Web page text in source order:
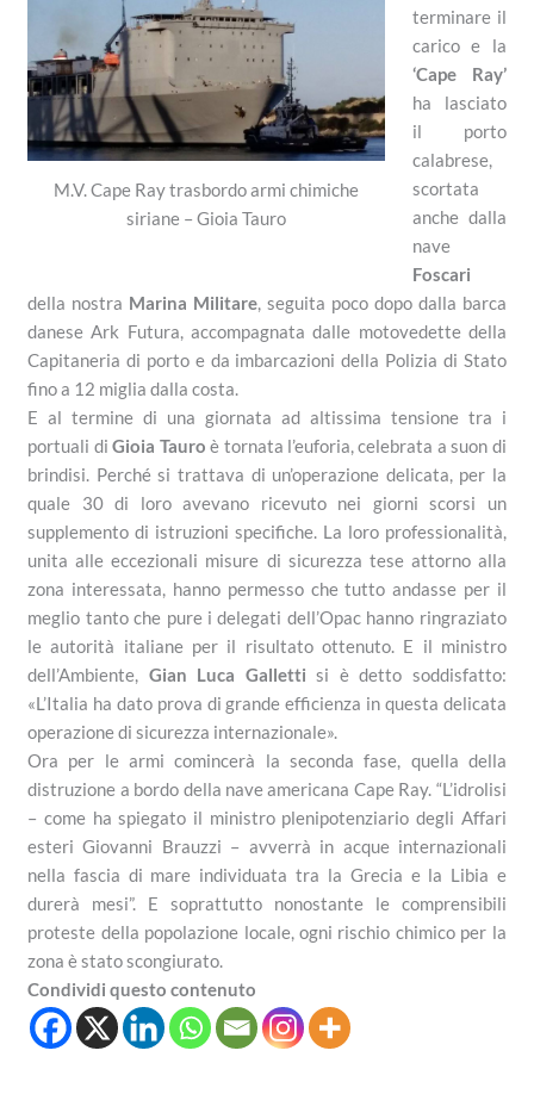
M.V. Cape Ray trasbordo armi chimiche
siriane – Gioia Tauro
terminare il
carico e la
‘Cape Ray’
ha lasciato
il porto
calabrese,
scortata
anche dalla
nave
Foscari
della nostra Marina Militare, seguita poco dopo dalla barca
danese Ark Futura, accompagnata dalle motovedette della
Capitaneria di porto e da imbarcazioni della Polizia di Stato
fino a 12 miglia dalla costa.
E al termine di una giornata ad altissima tensione tra i
portuali diGioia Tauro è tornata l’euforia, celebrata a suon di
brindisi. Perché si trattava di un’operazione delicata, per la
quale 30 di loro avevano ricevuto nei giorni scorsi un
supplemento di istruzioni specifiche. La loro professionalità,
unita alle eccezionali misure di sicurezza tese attorno alla
zona interessata, hanno permesso che tutto andasse per il
meglio tanto che pure i delegati dell’Opac hanno ringraziato
le autorità italiane per il risultato ottenuto. E il ministro
dell’Ambiente, Gian Luca Galletti si è detto soddisfatto:
«L’Italia ha dato prova di grande efficienza in questa delicata
operazione di sicurezza internazionale».
Ora per le armi comincerà la seconda fase, quella della
distruzione a bordo della nave americana Cape Ray. “L’idrolisi
– come ha spiegato il ministro plenipotenziario degli Affari
esteri Giovanni Brauzzi – avverrà in acque internazionali
nella fascia di mare individuata tra la Grecia e la Libia e
durerà mesi”. E soprattutto nonostante le comprensibili
proteste della popolazione locale, ogni rischio chimico per la
zona è stato scongiurato.
Condividi questo contenuto